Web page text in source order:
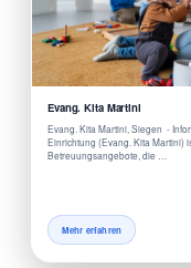
Evang. Kita Martini
Evang. Kita Martini, Siegen -
Einrichtung (Evang. Kita Martini)
Betreuungsangebote, die …
Mehr erfahren